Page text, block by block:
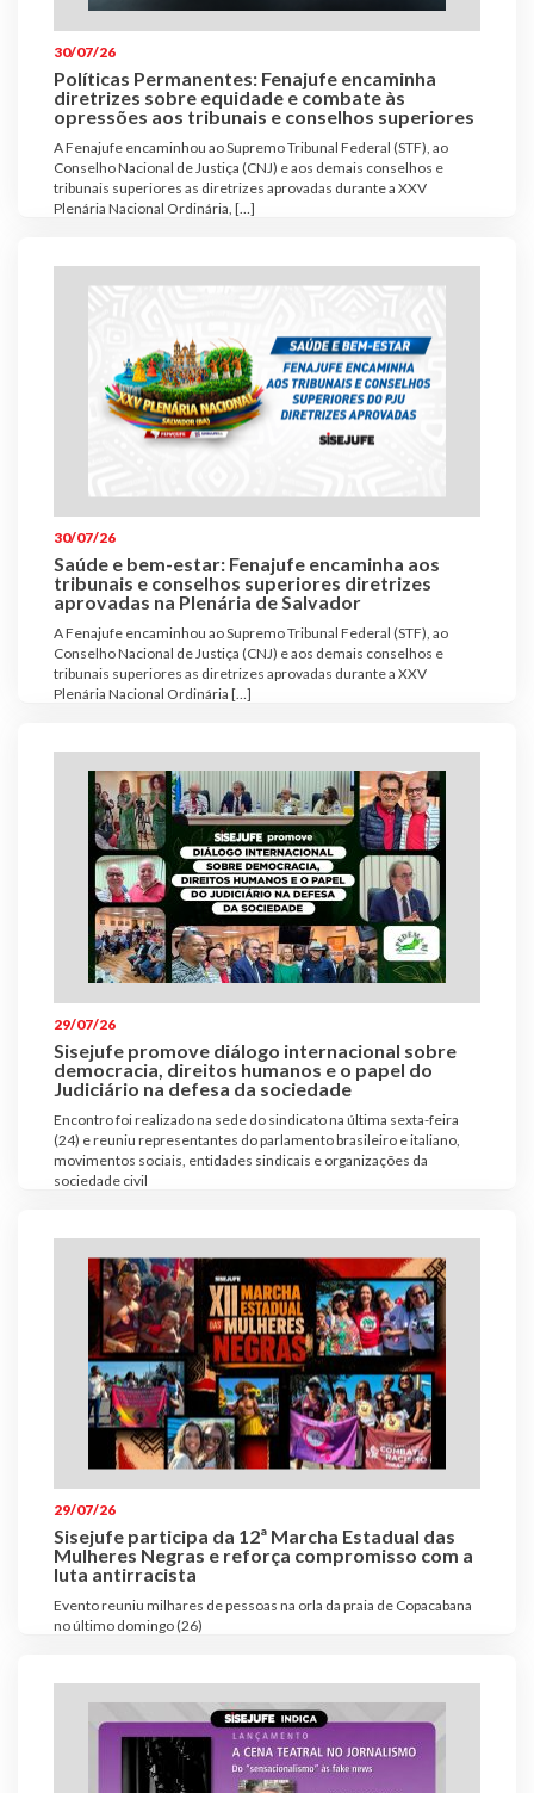
30/07/26
Políticas Permanentes: Fenajufe encaminha
diretrizes sobre equidade e combate às
opressões aos tribunais e conselhos superiores
A Fenajufe encaminhou ao Supremo Tribunal Federal (STF), ao
Conselho Nacional de Justiça (CNJ) e aos demais conselhos e
tribunais superiores as diretrizes aprovadas durante a XXV
Plenária Nacional Ordinária, […]
30/07/26
Saúde e bem-estar: Fenajufe encaminha aos
tribunais e conselhos superiores diretrizes
aprovadas na Plenária de Salvador
A Fenajufe encaminhou ao Supremo Tribunal Federal (STF), ao
Conselho Nacional de Justiça (CNJ) e aos demais conselhos e
tribunais superiores as diretrizes aprovadas durante a XXV
Plenária Nacional Ordinária […]
29/07/26
Sisejufe promove diálogo internacional sobre
democracia, direitos humanos e o papel do
Judiciário na defesa da sociedade
Encontro foi realizado na sede do sindicato na última sexta-feira
(24) e reuniu representantes do parlamento brasileiro e italiano,
movimentos sociais, entidades sindicais e organizações da
sociedade civil
29/07/26
Sisejufe participa da 12ª Marcha Estadual das
Mulheres Negras e reforça compromisso com a
luta antirracista
Evento reuniu milhares de pessoas na orla da praia de Copacabana
no último domingo (26)
Plano de Saúde
Assistência Funeral
Pós-graduação
Facebook Instagram Youtube TikTok Whatsapp